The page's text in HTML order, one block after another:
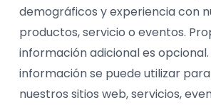
demográficos y experiencia con
productos, servicio o eventos.
información adicional es opcional.
información se puede utilizar
nuestros sitios web, servicios,